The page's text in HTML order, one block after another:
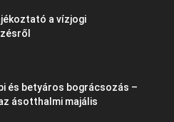
a vízjogi
és betyáros bográcsozás –
ásotthalmi majális